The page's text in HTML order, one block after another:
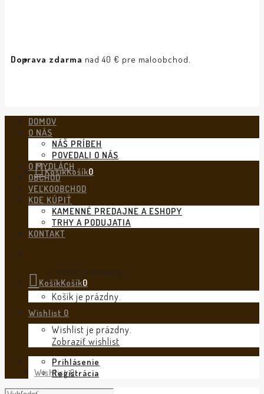
Doprava zdarma nad 40 € pre maloobchod.
KošíkKošík0
Košík je prázdny.
Wishlist 0
DOMOV
O NÁS
NÁŠ PRÍBEH
POVEDALI O NÁS
O MYDLÁCH
OBCHOD
VEĽKOOBCHOD
KDE KÚPIŤ
KAMENNÉ PREDAJNE A ESHOPY
TRHY A PODUJATIA
KONTAKT
KošíkKošík0
Košík je prázdny.
Wishlist 0
Wishlist je prázdny.
Zobraziť wishlist
Prihlásenie
Registrácia